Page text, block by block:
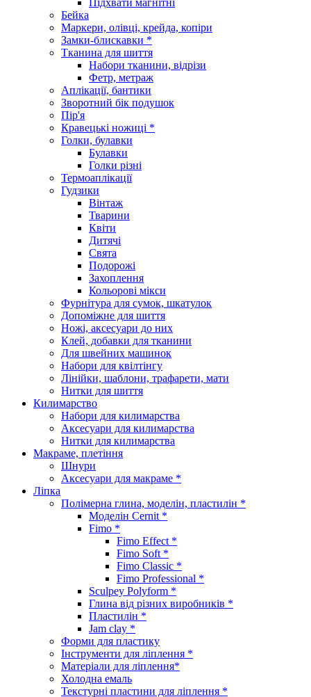
Бейка
Маркери, олівці, крейда, копіри
Замки-блискавки *
Тканина для шиття
Набори тканини, відрізи
Фетр, метраж
Аплікації, бантики
Зворотний бік подушок
Пір'я
Кравецькі ножиці *
Голки, булавки
Булавки
Голки різні
Термоаплікації
Гудзики
Вінтаж
Тварини
Квіти
Дитячі
Свята
Подорожі
Захоплення
Кольорові мікси
Фурнітура для сумок, шкатулок
Допоміжне для шиття
Ножі, аксесуари до них
Клей, добавки для тканини
Для швейних машинок
Набори для квілтінгу
Лінійки, шаблони, трафарети, мати
Нитки для шиття
Килимарство
Набори для килимарства
Аксесуари для килимарства
Нитки для килимарства
Макраме, плетіння
Шнури
Аксесуари для макраме *
Ліпка
Полімерна глина, моделін, пластилін *
Моделін Cernit *
Fimo *
Fimo Effect *
Fimo Soft *
Fimo Classic *
Fimo Professional *
Sculpey Polyform *
Глина від різних виробників *
Пластилін *
Jam clay *
Форми для пластику
Інструменти для ліплення *
Матеріали для ліплення*
Холодна емаль
Текстурні пластини для ліплення *